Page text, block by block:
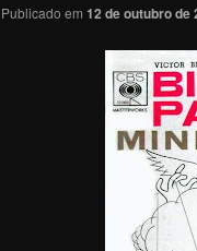
Publicado em 12 de outubro de